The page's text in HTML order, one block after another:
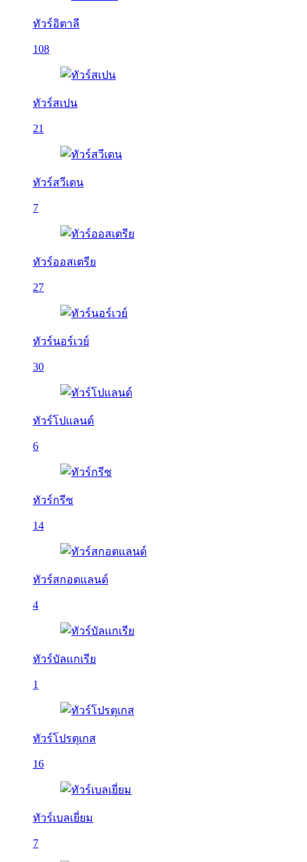
ทัวร์อิตาลี
108
ทัวร์สเปน
21
ทัวร์สวีเดน
7
ทัวร์ออสเตรีย
27
ทัวร์นอร์เวย์
30
ทัวร์โปแลนด์
6
ทัวร์กรีซ
14
ทัวร์สกอตแลนด์
4
ทัวร์บัลเเกเรีย
1
ทัวร์โปรตุเกส
16
ทัวร์เบลเยี่ยม
7